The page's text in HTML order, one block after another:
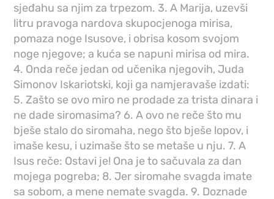
sjeđahu sa njim za trpezom. 3. A Marija, uzevši
litru pravoga nardova skupocjenoga mirisa,
pomaza noge Isusove, i obrisa kosom svojom
noge njegove; a kuća se napuni mirisa od mira.
4. Onda reče jedan od učenika njegovih, Juda
Simonov Iskariotski, koji ga namjeravaše izdati:
5. Zašto se ovo miro ne prodade za trista dinara i
ne dade siromasima? 6. A ovo ne reče što mu
bješe stalo do siromaha, nego što bješe lopov, i
imaše kesu, i uzimaše što se metaše u nju. 7. A
Isus reče: Ostavi je! Ona je to sačuvala za dan
mojega pogreba; 8. Jer siromahe svagda imate
sa sobom, a mene nemate svagda. 9. Doznade